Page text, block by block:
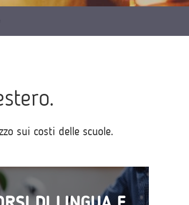
sui costi delle scuole.